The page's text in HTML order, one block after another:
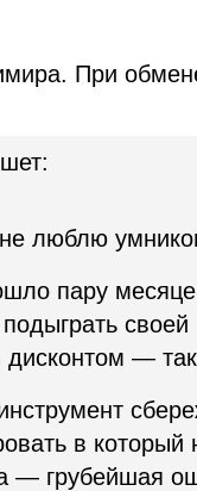
При
люблю
пару
своей
—
в который
— грубейшая